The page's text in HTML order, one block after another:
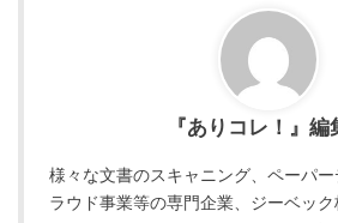
『ありコレ！』編
様々な文書のスキャニング、ペーパ
ラウド事業等の専門企業、ジーベック